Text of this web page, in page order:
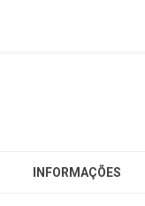
INFORMAÇÕES